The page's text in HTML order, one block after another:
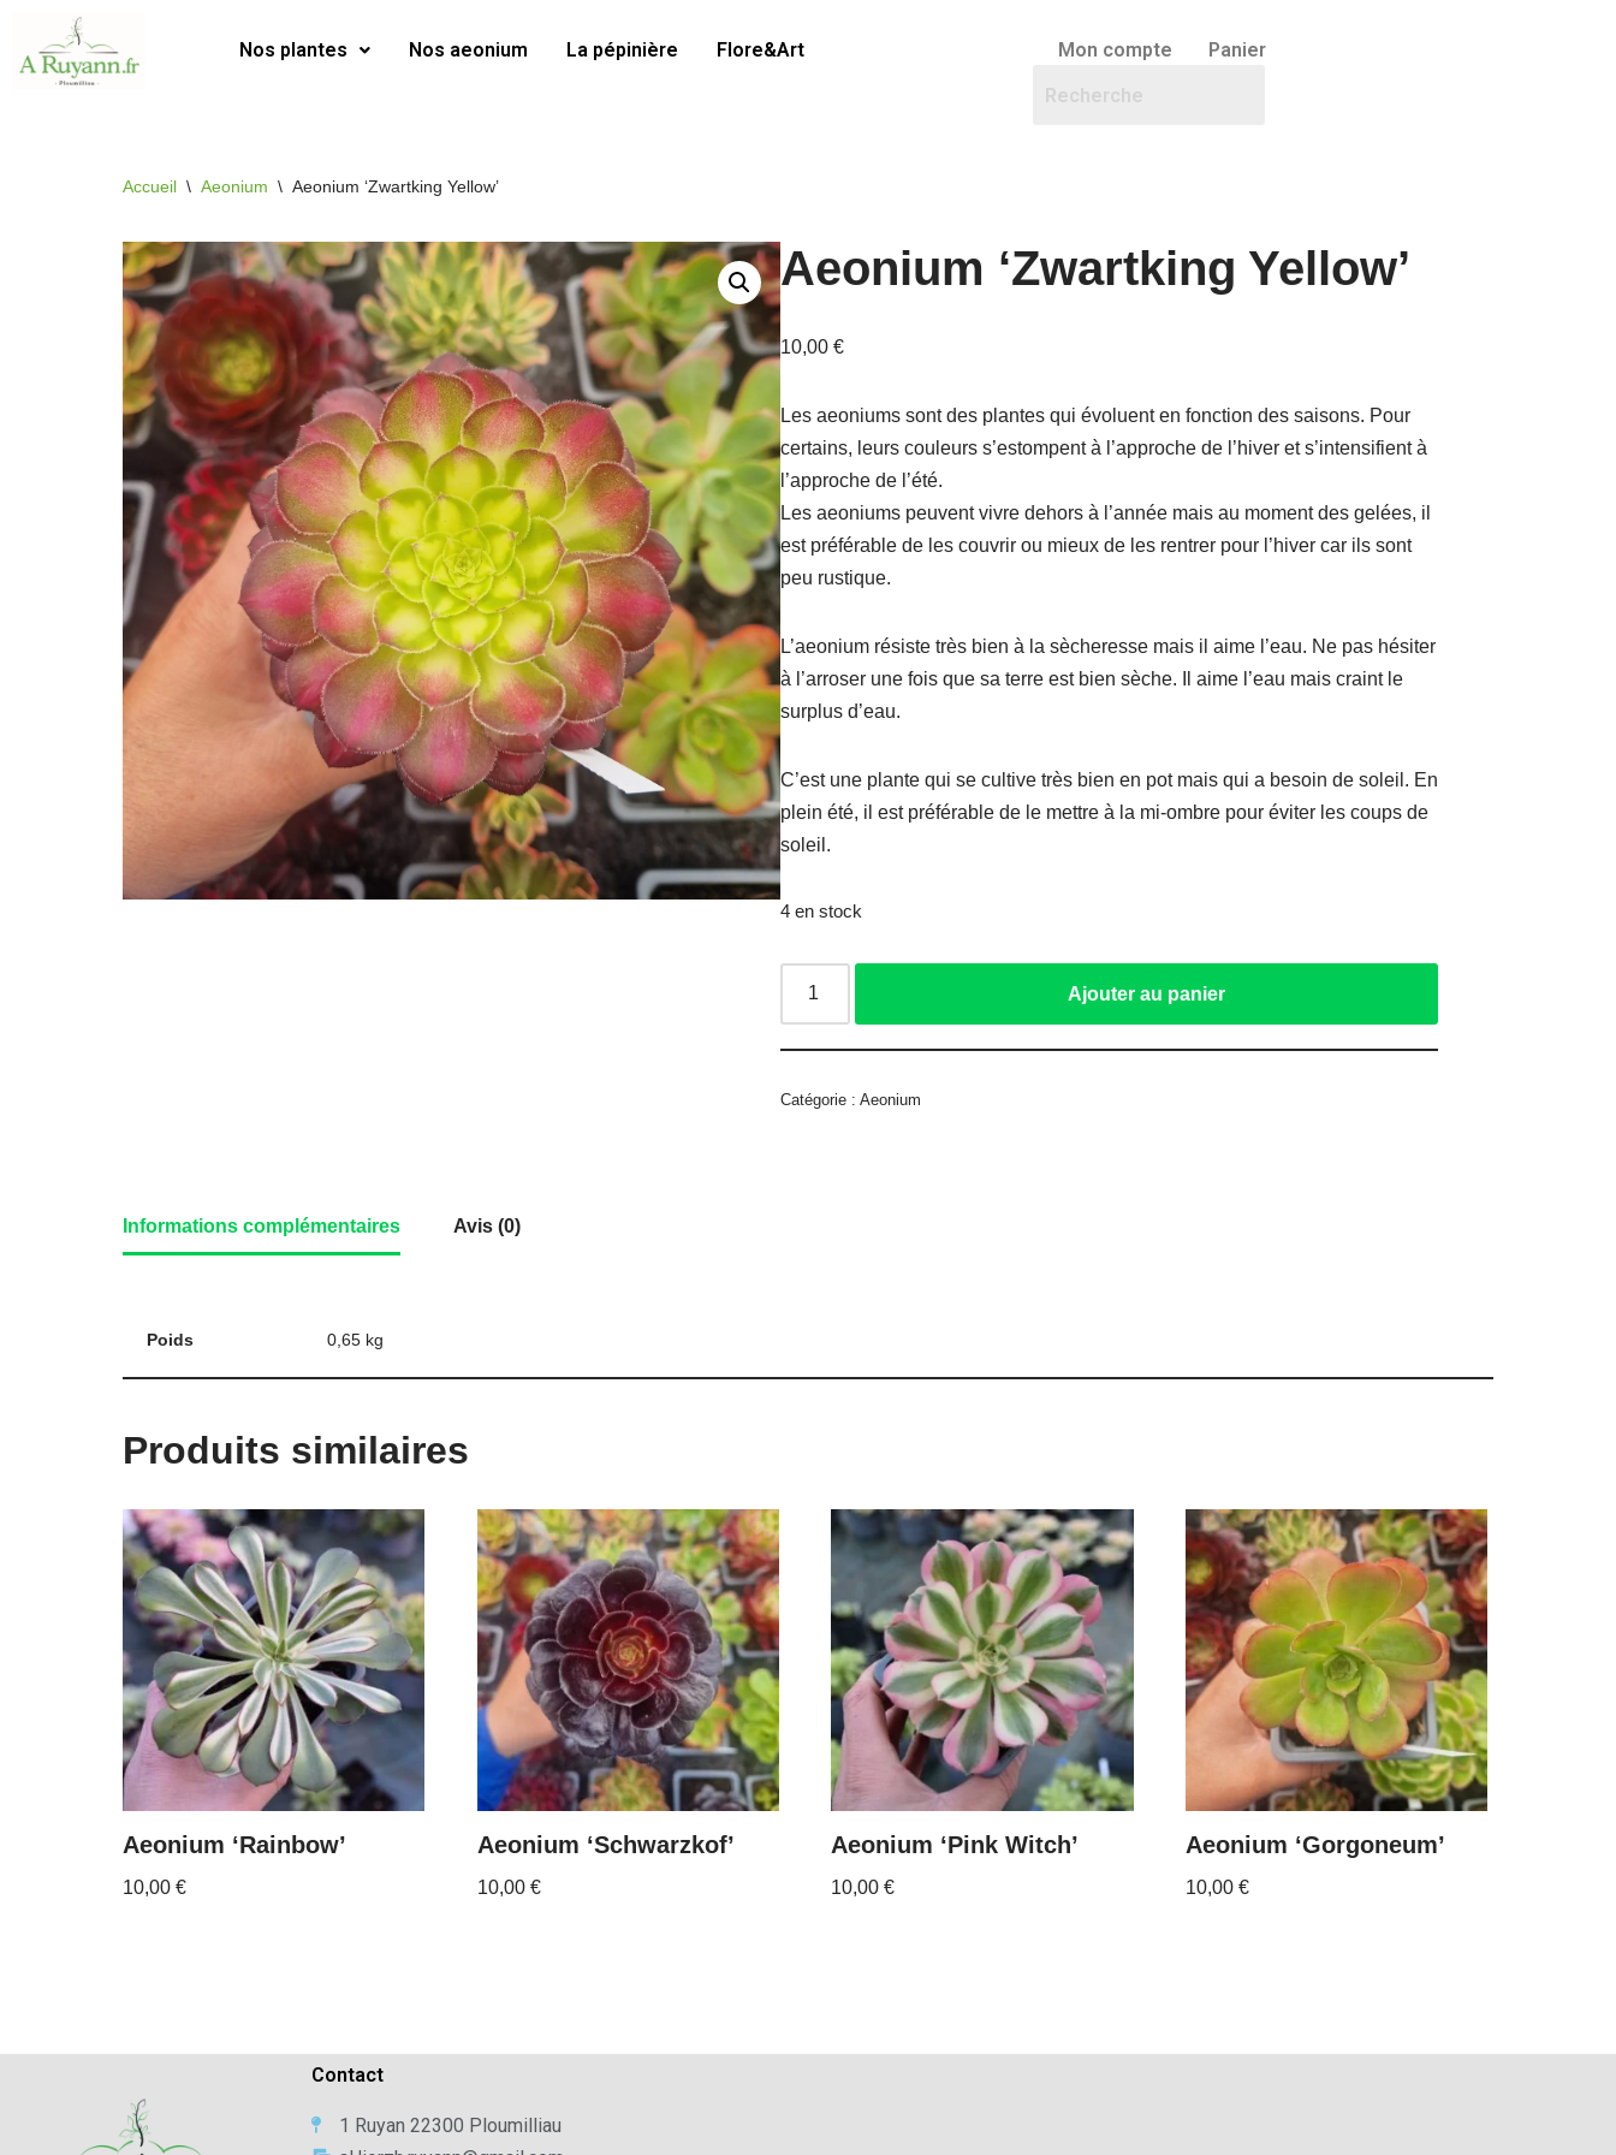
Aller
Nos plantes Nos aeonium La pépinière Flore&Art Mon compte Panier
Accueil \ Aeonium \ Aeonium ‘Zwartking Yellow’
Aeonium ‘Zwartking Yellow’
10,00€
Les aeoniums sont des plantes qui évoluent en fonction des saisons. Pour
certains, leurs couleurs s’estompent à l’approche de l’hiver et s’intensifient à
l’approche de l’été.
Les aeoniums peuvent vivre dehors à l’année mais au moment des gelées, il
est préférable de les couvrir ou mieux de les rentrer pour l’hiver car ils sont
peu rustique.
L’aeonium résiste très bien à la sècheresse mais il aime l’eau. Ne pas hésiter
à l’arroser une fois que sa terre est bien sèche. Il aime l’eau mais craint le
surplus d’eau.
C’est une plante qui se cultive très bien en pot mais qui a besoin de soleil. En
plein été, il est préférable de le mettre à la mi-ombre pour éviter les coups de
soleil.
4 en stock
Ajouter au panier
Catégorie :Aeonium
Informations complémentaires Avis (0)
Poids 0,65 kg
Produits similaires
Aeonium ‘Rainbow’
10,00 €
Aeonium ‘Schwarzkof’
10,00 €
Aeonium ‘Pink Witch’
10,00€
Aeonium ‘Gorgoneum’
10,00€
Contact
1 Ruyan 22300 Ploumilliau